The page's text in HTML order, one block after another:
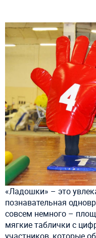
«Ладошки» – это
познавательная
совсем немного –
мягкие таблички с